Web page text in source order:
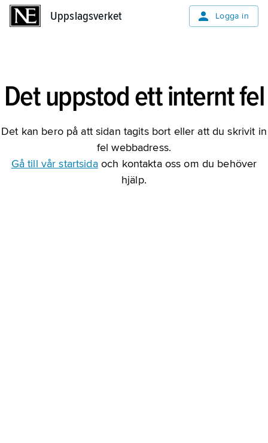
Uppslagsverket Logga in
Det uppstod ett internt fel
Det kan bero på att sidan tagits bort eller att du skrivit in
fel webbadress.
Gå till vår startsidaoch kontakta oss om du behöver
hjälp.